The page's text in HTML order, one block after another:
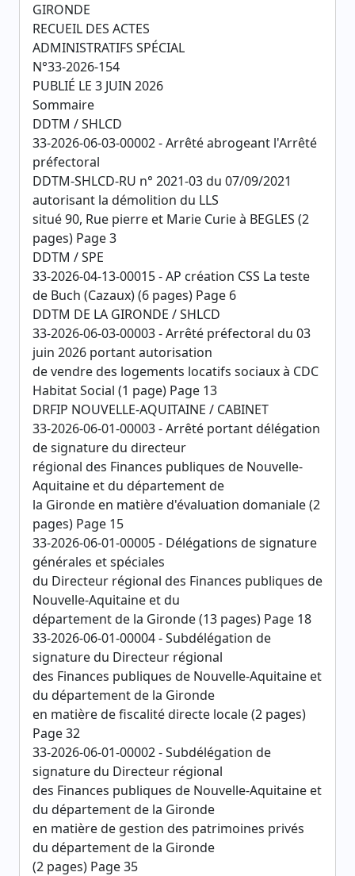
GIRONDE
RECUEIL DES ACTES
ADMINISTRATIFS SPÉCIAL
N°33-2026-154
PUBLIÉ LE 3 JUIN 2026
Sommaire
DDTM / SHLCD
33-2026-06-03-00002 - Arrêté abrogeant l'Arrêté
préfectoral
DDTM-SHLCD-RU n° 2021-03 du 07/09/2021
autorisant la démolition du LLS
situé 90, Rue pierre et Marie Curie à BEGLES (2
pages) Page 3
DDTM / SPE
33-2026-04-13-00015 - AP création CSS La teste
de Buch (Cazaux) (6 pages) Page 6
DDTM DE LA GIRONDE / SHLCD
33-2026-06-03-00003 - Arrêté préfectoral du 03
juin 2026 portant autorisation
de vendre des logements locatifs sociaux à CDC
Habitat Social (1 page) Page 13
DRFIP NOUVELLE-AQUITAINE / CABINET
33-2026-06-01-00003 - Arrêté portant délégation
de signature du directeur
régional des Finances publiques de Nouvelle-
Aquitaine et du département de
la Gironde en matière d'évaluation domaniale (2
pages) Page 15
33-2026-06-01-00005 - Délégations de signature
générales et spéciales
du Directeur régional des Finances publiques de
Nouvelle-Aquitaine et du
département de la Gironde (13 pages) Page 18
33-2026-06-01-00004 - Subdélégation de
signature du Directeur régional
des Finances publiques de Nouvelle-Aquitaine et
du département de la Gironde
en matière de fiscalité directe locale (2 pages)
Page 32
33-2026-06-01-00002 - Subdélégation de
signature du Directeur régional
des Finances publiques de Nouvelle-Aquitaine et
du département de la Gironde
en matière de gestion des patrimoines privés
du département de la Gironde
(2 pages) Page 35